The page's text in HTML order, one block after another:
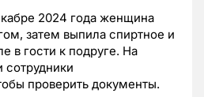
2024 года женщина
затем выпила спиртное и
в гости к подруге. На
сотрудники
проверить документы.